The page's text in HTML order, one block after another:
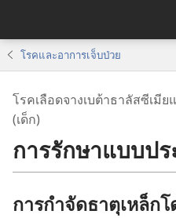
โรคและอาการเจ็บป่วย
โรคเลือดจางเบต้าธาลัสซีเมี
(เด็ก)
การรักษาแบบป
การกำจัดธาตุเหล็ก